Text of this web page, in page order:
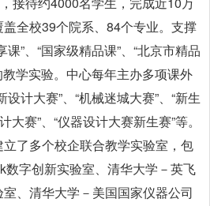
全校39个院系、84个专业。支撑
”、“国家级精品课”、“北京市精品
教学实验。中心每年主办多项课外
计大赛”、“机械迷城大赛”、“新生
大赛”、“仪器设计大赛新生赛”等。
了多个校企联合教学实验室，包
字创新实验室、清华大学－英飞
、清华大学－美国国家仪器公司